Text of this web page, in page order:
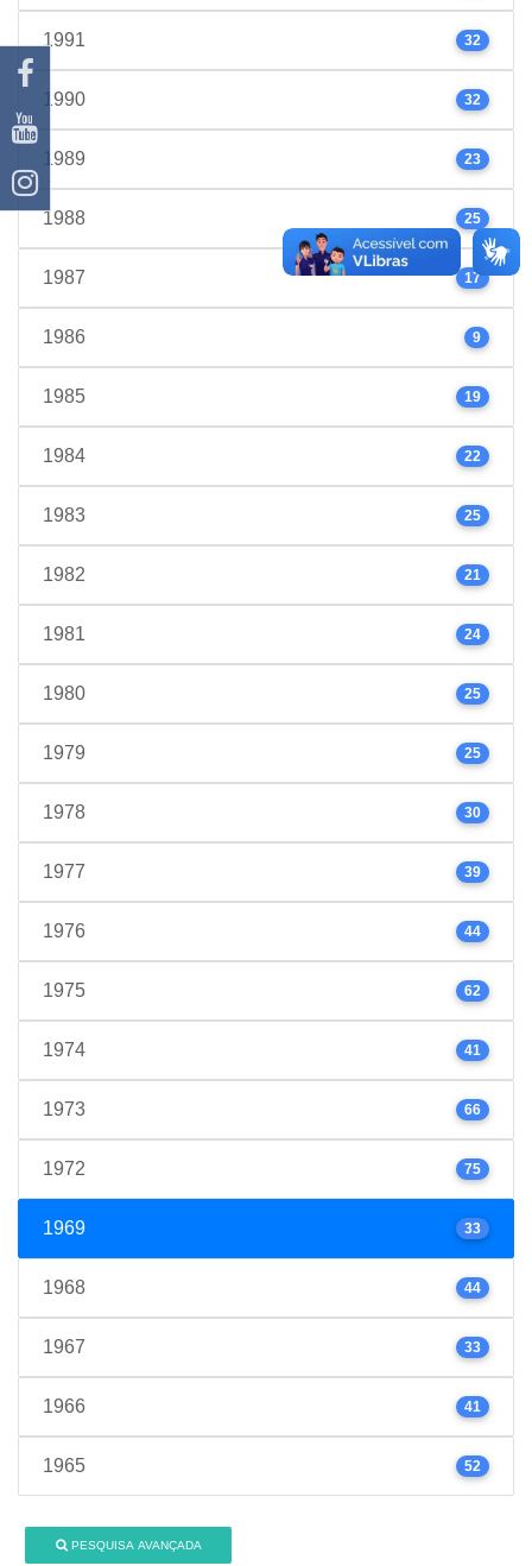
1991 32
1990 32
1989 23
1988 25
1987 17
1986 9
1985 19
1984 22
1983 25
1982 21
1981 24
1980 25
1979 25
1978 30
1977 39
1976 44
1975 62
1974 41
1973 66
1972 75
1969 33
1968 44
1967 33
1966 41
1965 52
PESQUISA AVANÇADA